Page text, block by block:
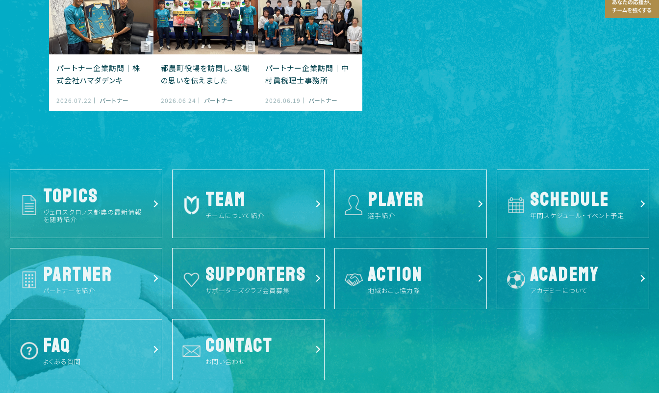
パートナー企業訪問｜株
式会社ハマダデンキ
2026.07.22 パートナー
都農町役場を訪問し、感謝
の思いを伝えました
2026.06.24 パートナー
パートナー企業訪問｜中
村眞税理士事務所
2026.06.19 パートナー
TOPICS
ヴェロスクロノス都農の最新情報
を随時紹介
TEAM
チームについて紹介
PLAYER
選手紹介
SCHEDULE
年間スケジュール・イベント予定
PARTNER
パートナーを紹介
SUPPORTERS
サポーターズクラブ会員募集
ACTION
地域おこし協力隊
ACADEMY
アカデミーについて
FAQ
よくある質問
CONTACT
お問い合わせ